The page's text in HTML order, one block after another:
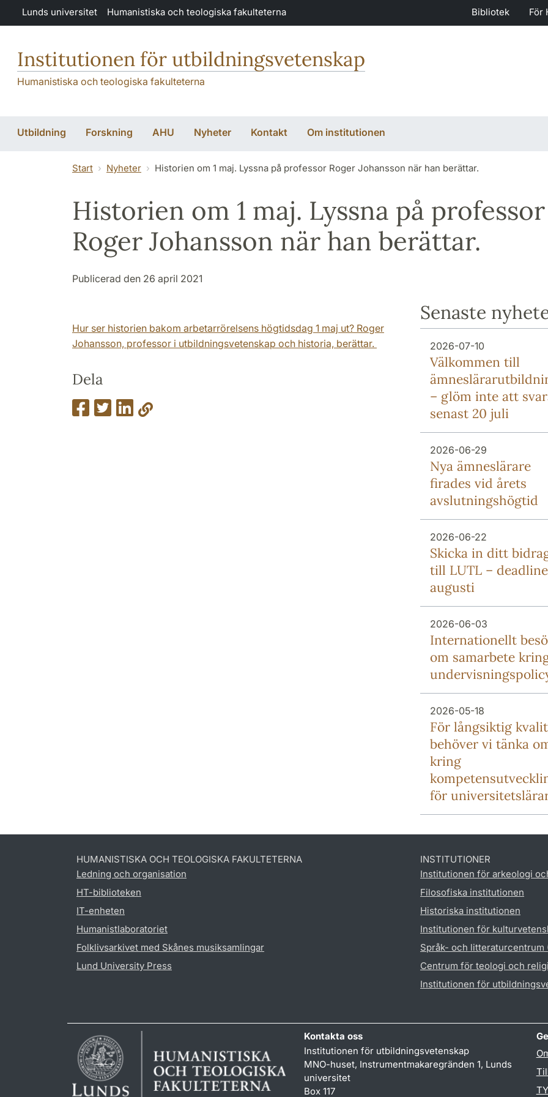
Hoppa till huvudinnehåll
Lunds universitet Humanistiska och teologiska fakulteterna Bibliotek För
Institutionen för utbildningsvetenskap
Humanistiska och teologiska fakulteterna
Utbildning Forskning AHU Nyheter Kontakt Om institutionen
Start Nyheter Historien om 1 maj. Lyssna på professor Roger Johansson när han berättar.
Historien om 1 maj. Lyssna på professor
Roger Johansson när han berättar.
Publicerad den 26 april 2021
Hur ser historien bakom arbetarrörelsens högtidsdag 1 maj ut? Roger
Johansson, professor i utbildningsvetenskap och historia, berättar.
Dela
Senaste
2026-07-10
Välkommen till
– glöm inte att
senast 20 juli
2026-06-29
Nya ämneslärare
firades vid årets
avslutningshögtid
2026-06-22
Skicka in ditt
till LUTL – deadline
augusti
2026-06-03
Internationellt
om samarbete
2026-05-18
För långsiktig
behöver vi tänka
kring
för
HUMANISTISKA OCH TEOLOGISKA FAKULTETERNA
Ledning och organisation
HT-biblioteken
IT-enheten
Humanistlaboratoriet
Folklivsarkivet med Skånes musiksamlingar
Lund University Press
INSTITUTIONER
Institutionen för arkeologi
Filosofiska institutionen
Historiska institutionen
Institutionen för
Språk- och litteraturcentrum
Centrum för teologi och
Institutionen för
Kontakta oss
Institutionen för utbildningsvetenskap
MNO-huset, Instrumentmakaregränden 1, Lunds
universitet
Box 117